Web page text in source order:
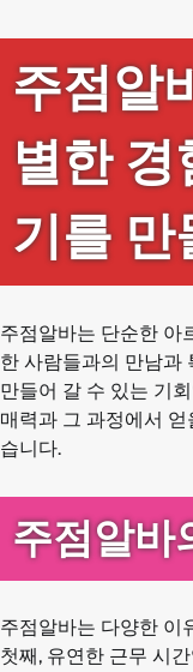
주점알
별한 경
기를 만
주점알바는 단순한 아
한 사람들과의 만남과
만들어 갈 수 있는 기
매력과 그 과정에서
습니다.
주점알바
주점알바는 다양한 이
첫째, 유연한 근무 시